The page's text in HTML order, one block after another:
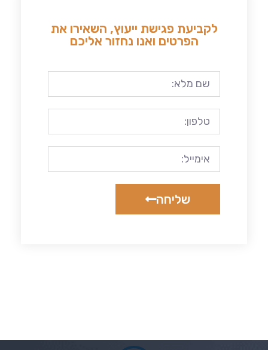
לקביעת פגישת ייעוץ, השאירו את
הפרטים ואנו נחזור אליכם
שליחה